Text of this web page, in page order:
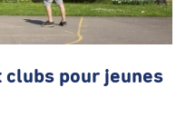
clubs pour jeunes